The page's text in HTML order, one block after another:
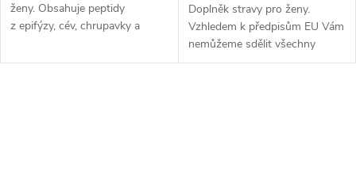
ženy. Obsahuje peptidy
z epifýzy, cév, chrupavky a
Revilab ML® obsahuje
Doplněk stravy pro ženy.
Vzhledem k předpisům EU Vám
nemůžeme sdělit všechny
přínosy tohoto doplňku stravy.